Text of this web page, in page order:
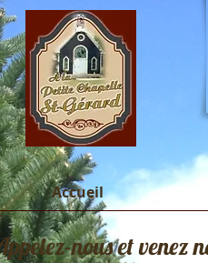
nous et venez
Accueil